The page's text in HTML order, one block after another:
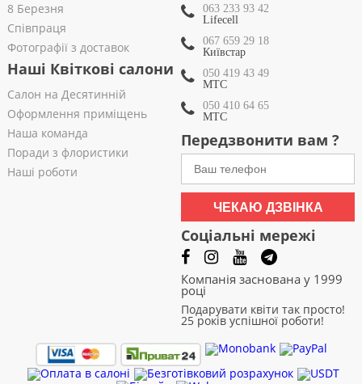
8 Березня
Співпраця
Фотографії з доставок
Наші Квіткові салони
Салон на Десятинній
Оформлення приміщень
Наша команда
Поради з флористики
Наші роботи
063 233 93 42
Lifecell
067 659 29 18
Київстар
050 419 43 49
МТС
050 410 64 65
МТС
Передзвонити вам ?
ЧЕКАЮ ДЗВІНКА
Соціальні мережі
Компанія заснована у 1999
році
Подарувати квіти так просто!
25 років успішної роботи!